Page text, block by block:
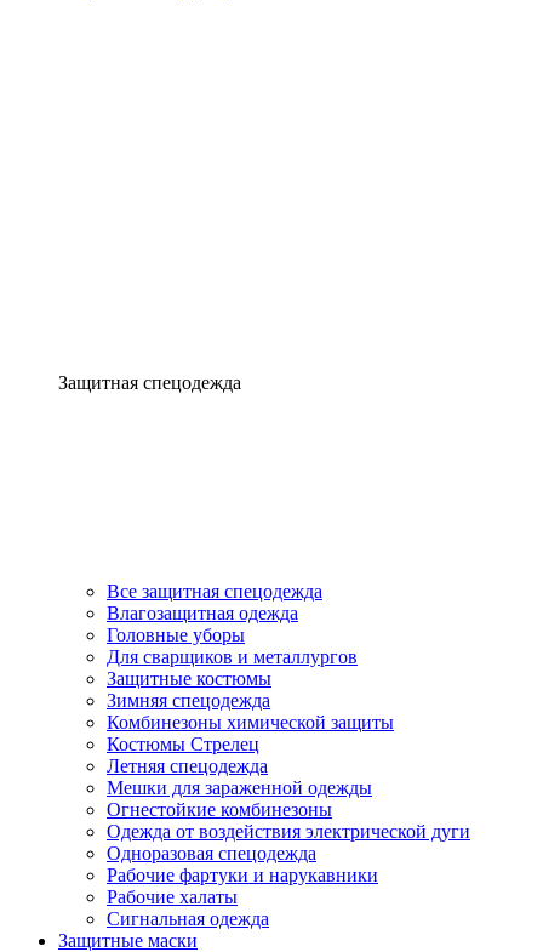
Защитная спецодежда
Все защитная спецодежда
Влагозащитная одежда
Головные уборы
Для сварщиков и металлургов
Защитные костюмы
Зимняя спецодежда
Комбинезоны химической защиты
Костюмы Стрелец
Летняя спецодежда
Мешки для зараженной одежды
Огнестойкие комбинезоны
Одежда от воздействия электрической дуги
Одноразовая спецодежда
Рабочие фартуки и нарукавники
Рабочие халаты
Сигнальная одежда
Защитные маски